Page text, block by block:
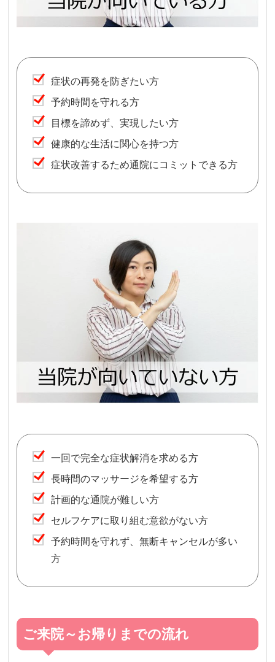
症状の再発を防ぎたい方
予約時間を守れる方
目標を諦めず、実現したい方
健康的な生活に関心を持つ方
症状改善するため通院にコミットできる方
一回で完全な症状解消を求める方
長時間のマッサージを希望する方
計画的な通院が難しい方
セルフケアに取り組む意欲がない方
予約時間を守れず、無断キャンセルが多い
方
ご来院～お帰りまでの流れ